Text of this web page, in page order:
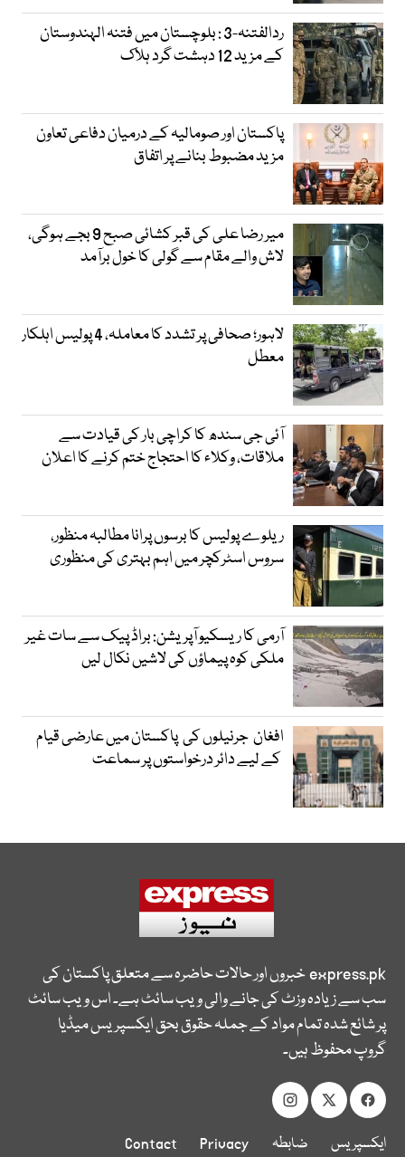
ردالفتنہ-3 : بلوچستان میں فتنہ الہندوستان
کے مزید 12 دہشت گرد ہلاک
پاکستان اور صومالیہ کے درمیان دفاعی تعاون
مزید مضبوط بنانے پر اتفاق
میر رضا علی کی قبر کشائی صبح 9 بجے ہوگی،
لاش والے مقام سے گولی کا خول برآمد
لاہور؛ صحافی پر تشدد کا معاملہ، 4 پولیس اہلکار
معطل
آئی جی سندھ کا کراچی بار کی قیادت سے
ملاقات، وکلاء کا احتجاج ختم کرنے کا اعلان
ریلوے پولیس کا برسوں پرانا مطالبہ منظور،
سروس اسٹرکچر میں اہم بہتری کی منظوری
آرمی کا ریسکیو آپریشن: براڈ پیک سے سات غیر
ملکی کوہ پیماؤں کی لاشیں نکال لیں
افغان جرنیلوں کی پاکستان میں عارضی قیام
کے لیے دائر درخواستوں پر سماعت
express.pkخبروں اور حالات حاضرہ سے متعلق پاکستان کی
سب سے زیادہ وزٹ کی جانے والی ویب سائٹ ہے۔ اس ویب سائٹ
پر شائع شدہ تمام مواد کے جملہ حقوق بحق ایکسپریس میڈیا
گروپ محفوظ ہیں۔
ایکسپریس ضابطہ Privacy
Contact